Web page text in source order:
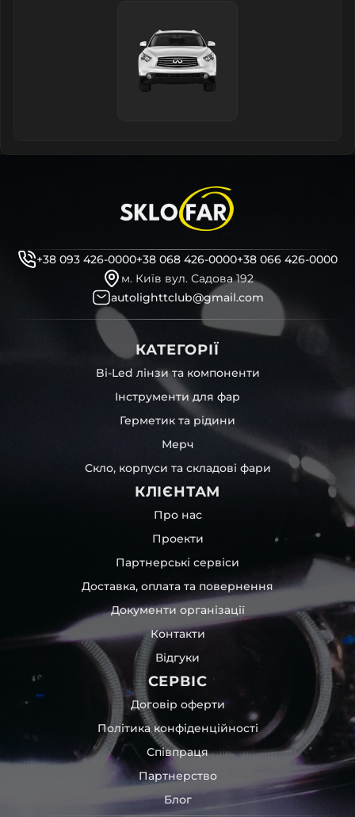
+38 093 426-0000+38 068 426-0000+38 066 426-0000
м. Київ вул. Садова 192
autolighttclub@gmail.com
КАТЕГОРІЇ
Bi-Led лінзи та компоненти
Інструменти для фар
Герметик та рідини
Мерч
Скло, корпуси та складові фари
КЛІЄНТАМ
Про нас
Проекти
Партнерські сервіси
Доставка, оплата та повернення
Документи організації
Контакти
Відгуки
СЕРВІС
Договір оферти
Політика конфіденційності
Співпраця
Партнерство
Блог